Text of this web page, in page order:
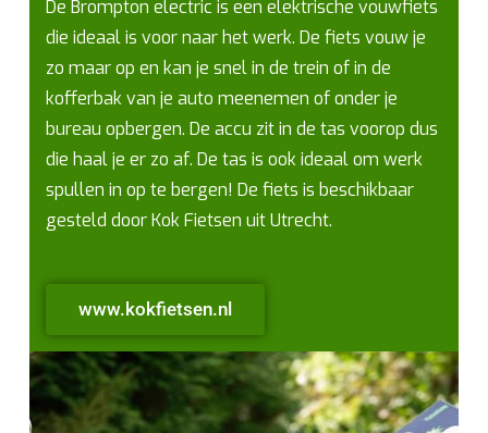
De Brompton electric is een elektrische vouwfiets
die ideaal is voor naar het werk. De fiets vouw je
zo maar op en kan je snel in de trein of in de
kofferbak van je auto meenemen of onder je
bureau opbergen. De accu zit in de tas voorop dus
die haal je er zo af. De tas is ook ideaal om werk
spullen in op te bergen! De fiets is beschikbaar
gesteld door Kok Fietsen uit Utrecht.
www.kokfietsen.nl